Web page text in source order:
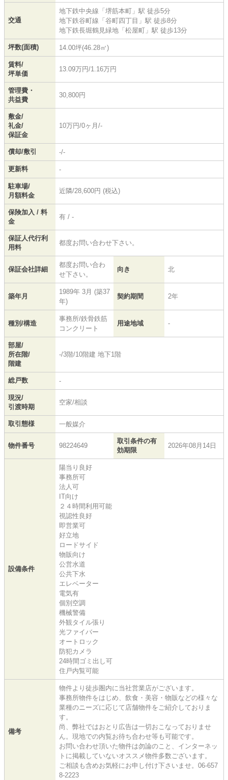
交通
地下鉄中央線 「堺筋本町 」駅 徒歩5分
地下鉄谷町線 「谷町四丁目 」駅 徒歩8分
地下鉄長堀鶴見緑地 「松屋町 」駅 徒歩13分
坪数(面積) 14.00坪(46.28㎡)
賃料/
坪単価
13.09万円/1.16万円
管理費・
共益費
30,800円
敷金/
礼金/
保証金
10万円/0ヶ月/-
償却/敷引 -/-
更新料 -
駐車場/
月額料金
近隣/28,600円 (税込)
保険加入 / 料
金
有 / -
保証人代行利
用料
都度お問い合わせ下さい。
保証会社詳細
都度お問い合わ
せ下さい。
向き 北
築年月
1989年 3月 (築37
年)
契約期間 2年
種別/構造
事務所/鉄骨鉄筋
コンクリート
用途地域 -
部屋/
所在階/
階建
-/3階/10階建 地下1階
総戸数 -
現況/
引渡時期
空家/相談
取引態様 一般媒介
物件番号 98224649
取引条件の有
効期限
2026年08月14日
設備条件
陽当り良好
事務所可
法人可
IT向け
２４時間利用可能
視認性良好
即営業可
好立地
ロードサイド
物販向け
公営水道
公共下水
エレベーター
電気有
個別空調
機械警備
外観タイル張り
光ファイバー
オートロック
防犯カメラ
24時間ゴミ出し可
住戸内覧可能
備考
物件より徒歩圏内に当社営業店がございます。
事務所物件をはじめ、飲食・美容・物販などの様々な
業種のニーズに応じて店舗物件をご紹介しておりま
す。
尚、弊社ではおとり広告は一切おこなっておりませ
ん。現地での内覧お待ち合わせ等も可能です。
お問い合わせ頂いた物件は勿論のこと、インターネッ
トに掲載していないオススメ物件多数ございます。
ご相談も含めお気軽にお申し付け下さいませ。06-657
8-2223